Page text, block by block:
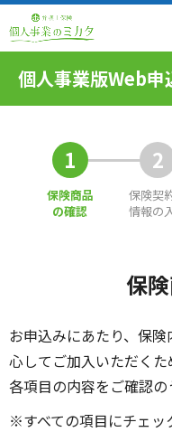
個人事業版Web申
1
保険商品
の確認
2
保険契
情報の
保
お申込みにあたり、保
心してご加入いただくた
各項目の内容をご確認の
※すべての項目にチェッ